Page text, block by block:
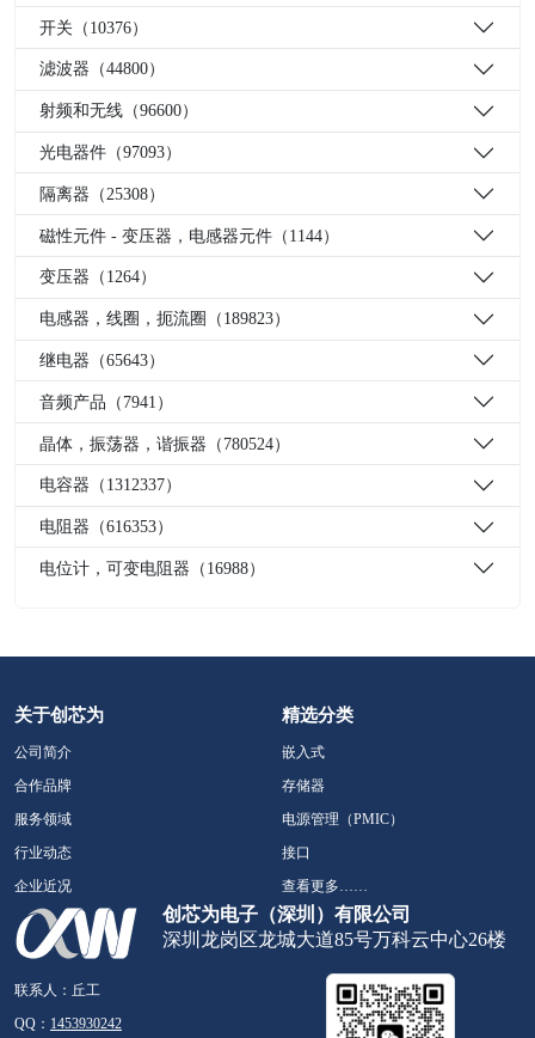
开关（10376）
滤波器（44800）
射频和无线（96600）
光电器件（97093）
隔离器（25308）
磁性元件 - 变压器，电感器元件（1144）
变压器（1264）
电感器，线圈，扼流圈（189823）
继电器（65643）
音频产品（7941）
晶体，振荡器，谐振器（780524）
电容器（1312337）
电阻器（616353）
电位计，可变电阻器（16988）
关于创芯为
公司简介
合作品牌
服务领域
行业动态
企业近况
精选分类
嵌入式
存储器
电源管理（PMIC）
接口
查看更多……
创芯为电子（深圳）有限公司
深圳龙岗区龙城大道85号万科云中心26楼
联系人：丘工
QQ： 1453930242